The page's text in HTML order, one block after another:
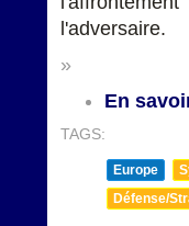
l'adversaire.
»
En
TAGS:
Europe
Défense/